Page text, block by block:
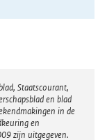
Staatscourant,
en blad
in de
en
zijn uitgegeven.